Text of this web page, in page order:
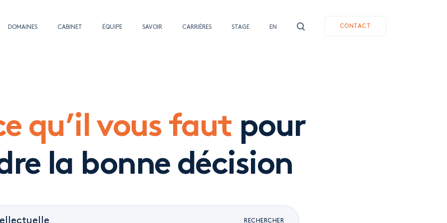
DOMAINES CABINET ÉQUIPE SAVOIR CARRIÈRES STAGE EN CONTACT
qu’il vous faut pour
la bonne décision
RECHERCHER